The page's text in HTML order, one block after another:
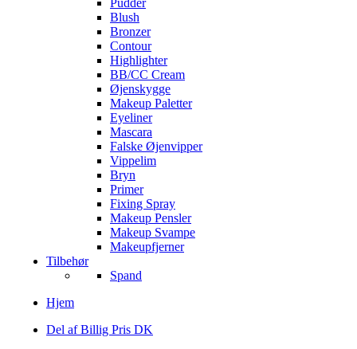
Pudder
Blush
Bronzer
Contour
Highlighter
BB/CC Cream
Øjenskygge
Makeup Paletter
Eyeliner
Mascara
Falske Øjenvipper
Vippelim
Bryn
Primer
Fixing Spray
Makeup Pensler
Makeup Svampe
Makeupfjerner
Tilbehør
Spand
Hjem
Del af Billig Pris DK